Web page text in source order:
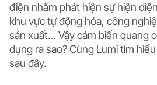
điện nhằm phát hiện sự hiện
khu vực tự động hóa, công
sản xuất… Vậy cảm biến quang
dụng ra sao? Cùng Lumi tìm
sau đây.